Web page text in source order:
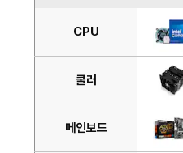
CPU
쿨러
메인보드